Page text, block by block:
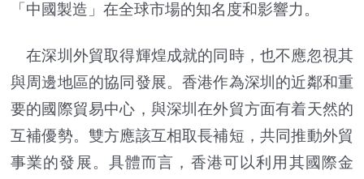
「中國製造」在全球市場的知名度和影響力。
在深圳外貿取得輝煌成就的同時，也不應忽視其
與周邊地區的協同發展。香港作為深圳的近鄰和重
要的國際貿易中心，與深圳在外貿方面有着天然的
互補優勢。雙方應該互相取長補短，共同推動外貿
事業的發展。具體而言，香港可以利用其國際金